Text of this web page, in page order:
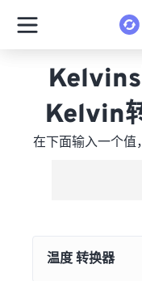
Kelvin
在下面输入一个值